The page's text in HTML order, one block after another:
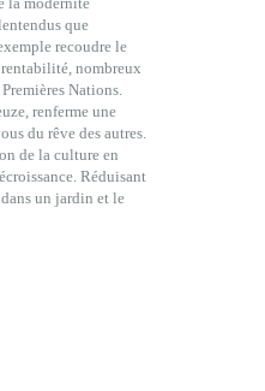
que
recoudre le
rentabilité, nombreux
Nations.
renferme une
du rêve des autres.
de la culture en
Réduisant
un jardin et le